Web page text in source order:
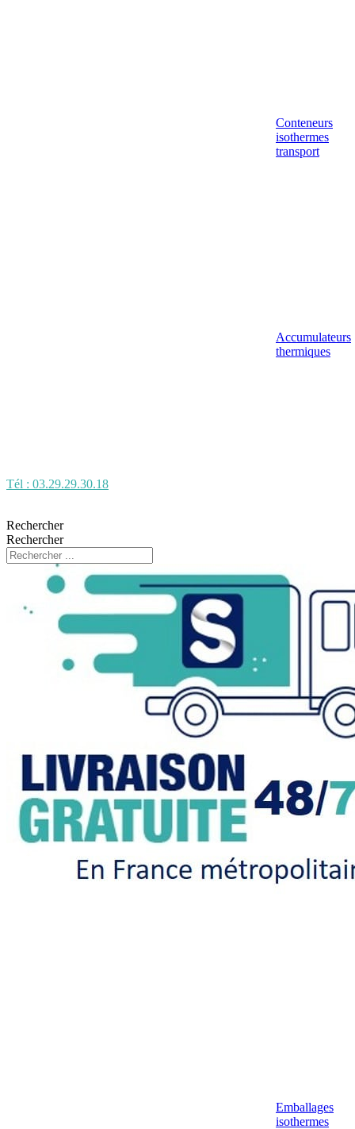
Conteneurs
isothermes
transport
Accumulateurs
thermiques
Tél : 03.29.29.30.18
Rechercher
Rechercher
Emballages
isothermes